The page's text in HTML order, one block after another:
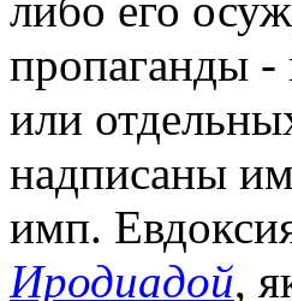
пропаганды -
или
надписаны
имп.
Иродиадой,